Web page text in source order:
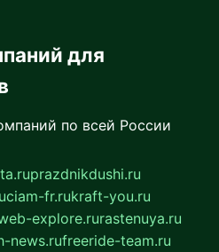
для
по всей России
prazdnikdushi.ru
ciam-fr.rukraft-you.ru
explore.rurastenuya.ru
news.rufreeride-team.ru